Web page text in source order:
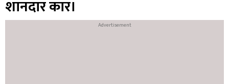
शानदार कार।